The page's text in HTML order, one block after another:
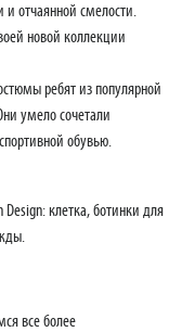
и отчаянной смелости.
новой коллекции
ребят из популярной
умело сочетали
обувью.
клетка, ботинки для
все более